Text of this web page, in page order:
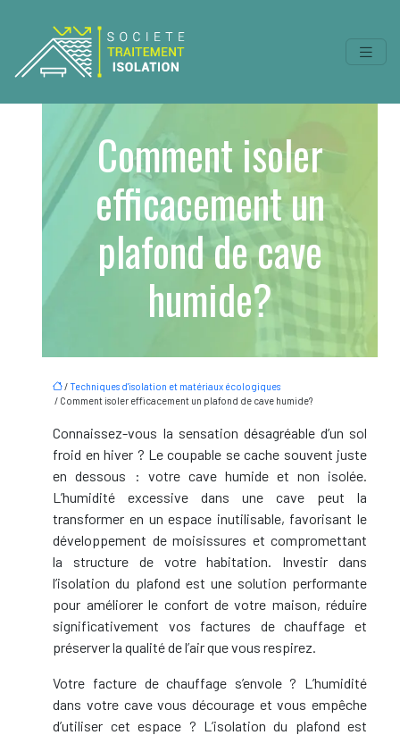
Comment isoler
efficacement un
plafond de cave
humide?
/ Techniques d'isolation et matériaux écologiques
/ Comment isoler efficacement un plafond de cave humide?
Connaissez-vous la sensation désagréable d’un sol
froid en hiver ? Le coupable se cache souvent juste
en dessous : votre cave humide et non isolée.
L’humidité excessive dans une cave peut la
transformer en un espace inutilisable, favorisant le
développement de moisissures et compromettant
la structure de votre habitation. Investir dans
l’isolation du plafond est une solution performante
pour améliorer le confort de votre maison, réduire
significativement vos factures de chauffage et
préserver la qualité de l’air que vous respirez.
Votre facture de chauffage s’envole ? L’humidité
dans votre cave vous décourage et vous empêche
d’utiliser cet espace ? L’isolation du plafond est